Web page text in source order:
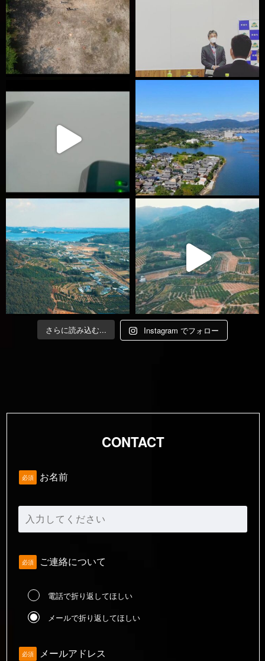
さらに読み込む... Instagram でフォロー
CONTACT
必須 お名前
必須 ご連絡について
電話で折り返してほしい
メールで折り返してほしい
必須 メールアドレス